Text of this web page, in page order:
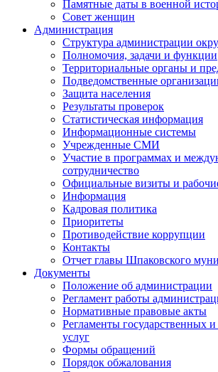
Памятные даты в военной
Совет женщин
Администрация
Структура администрации
Полномочия, задачи и функции
Территориальные органы и
Подведомственные
Защита населения
Результаты проверок
Статистическая информация
Информационные системы
Учрежденные СМИ
Участие в программах и
сотрудничество
Официальные визиты и
Информация
Кадровая политика
Приоритеты
Противодействие коррупции
Контакты
Отчет главы Шпаковского
Документы
Положение об администрации
Регламент работы
Нормативные правовые акты
Регламенты государственных
услуг
Формы обращений
Порядок обжалования